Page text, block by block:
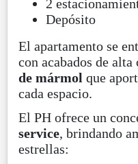
2
Depósito
El apartamento se
con acabados de
de mármol que
cada espacio.
El PH ofrece un
service, brindando
estrellas: